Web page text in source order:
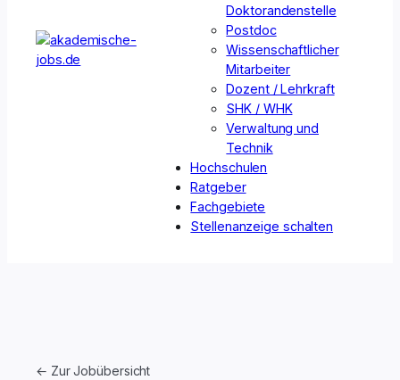
Doktorandenstelle
Postdoc
Wissenschaftlicher
Mitarbeiter
Dozent / Lehrkraft
SHK / WHK
Verwaltung und
Technik
Hochschulen
Ratgeber
Fachgebiete
Stellenanzeige schalten
← Zur Jobübersicht